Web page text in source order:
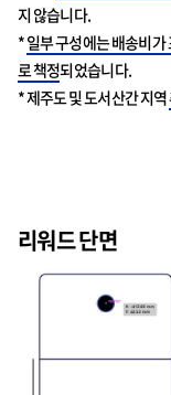
지 않습니다.
*일부 구성에는 배송비가
로 책정되었습니다.
* 제주도 및 도서산간 지역
리워드 단면